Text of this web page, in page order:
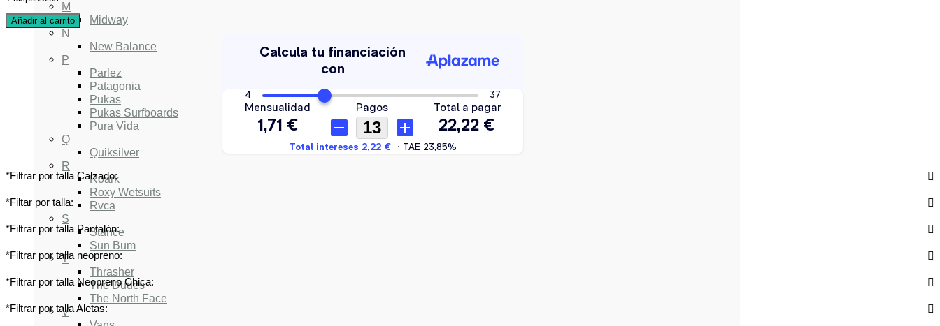
M
Midway
N
New Balance
P
Parlez
Patagonia
Pukas
Pukas Surfboards
Pura Vida
Q
Quiksilver
R
Roark
Roxy Wetsuits
Rvca
S
Stance
Sun Bum
T
Thrasher
The Dudes
The North Face
V
Añadir al carrito
*Filtrar por talla Calzado:
*Filtar por talla:
*Filtrar por talla Pantalón:
*Filtrar por talla neopreno:
*Filtrar por talla Neopreno Chica:
*Filtrar por talla Aletas: